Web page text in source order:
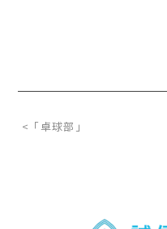
< 「卓球部」